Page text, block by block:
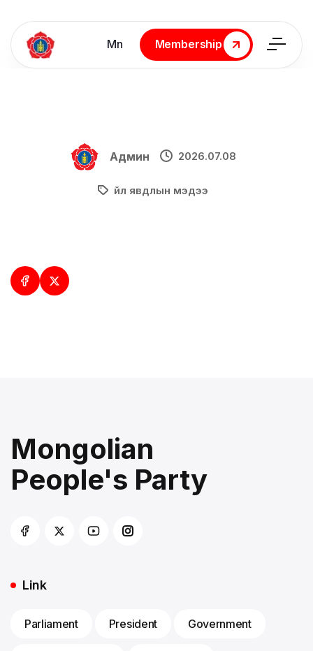
Мn
Membership
Membership
Админ 2026.07.08
Үйл явдлын мэдээ
Mongolian
People's Party
Link
Parliament President Government